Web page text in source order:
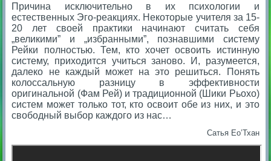
Причина исключительно в их психологии и
естественных Эго-реакциях. Некоторые учителя за 15-
20 лет своей практики начинают считать себя
„великими” и „избранными”, познавшими систему
Рейки полностью. Тем, кто хочет освоить истинную
систему, приходится учиться заново. И, разумеется,
далеко не каждый может на это решиться. Понять
колоссальную разницу в эффективности
оригинальной (Фам Рей) и традиционной (Шики Рьохо)
систем может только тот, кто освоит обе из них, и это
свободный выбор каждого из нас…
Cатья Ео’Тхан